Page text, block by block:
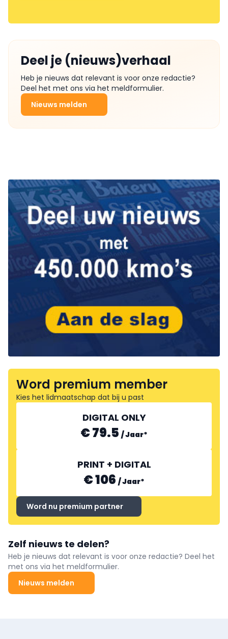
Deel je (nieuws)verhaal
Heb je nieuws dat relevant is voor onze redactie?
Deel het met ons via het meldformulier.
Nieuws melden
Word premium member
Kies het lidmaatschap dat bij u past
DIGITAL ONLY
€ 79.5 /Jaar*
PRINT + DIGITAL
€ 106 /Jaar*
Word nu premium partner
Zelf nieuws te delen?
Heb je nieuws dat relevant is voor onze redactie? Deel het
met ons via het meldformulier.
Nieuws melden